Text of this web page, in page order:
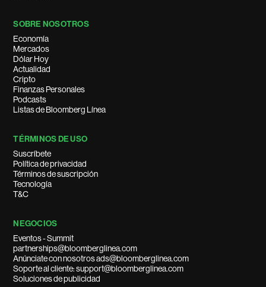
SOBRE NOSOTROS
Economía
Mercados
Dólar Hoy
Actualidad
Cripto
Finanzas Personales
Podcasts
Listas de Bloomberg Línea
TÉRMINOS DE USO
Suscríbete
Política de privacidad
Términos de suscripción
Tecnología
T&C
NEGOCIOS
Eventos - Summit
partnerships@bloomberglinea.com
Anúnciate con nosotros ads@bloomberglinea.com
Soporte al cliente: support@bloomberglinea.com
Soluciones de publicidad